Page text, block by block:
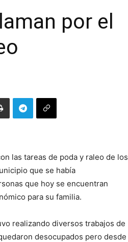
por el
las tareas de poda y raleo de los
que se había
que hoy se encuentran
para su familia.
realizando diversos trabajos de
desocupados pero desde